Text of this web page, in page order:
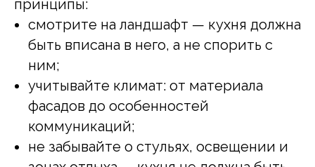
принципы:
смотрите на ландшафт — кухня должна
быть вписана в него, а не спорить с
ним;
учитывайте климат: от материала
фасадов до особенностей
коммуникаций;
не забывайте о стульях, освещении и